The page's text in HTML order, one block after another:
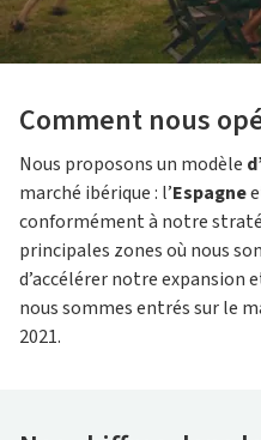
Comment nous
Nous proposons un modèle
marché ibérique : l’Espagne
conformément à notre
principales zones où nous
d’accélérer notre expansion
nous sommes entrés sur le
2021.